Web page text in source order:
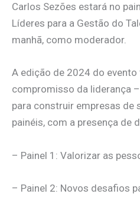
Carlos Sezões estará no
Líderes para a Gestão do
manhã, como moderador.
A edição de 2024 do
compromisso da liderança
para construir empresas de
painéis, com a presença de
– Painel 1: Valorizar as
– Painel 2: Novos desafios